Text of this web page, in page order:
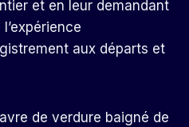
et en leur demandant
l’expérience
aux départs et
de verdure baigné de